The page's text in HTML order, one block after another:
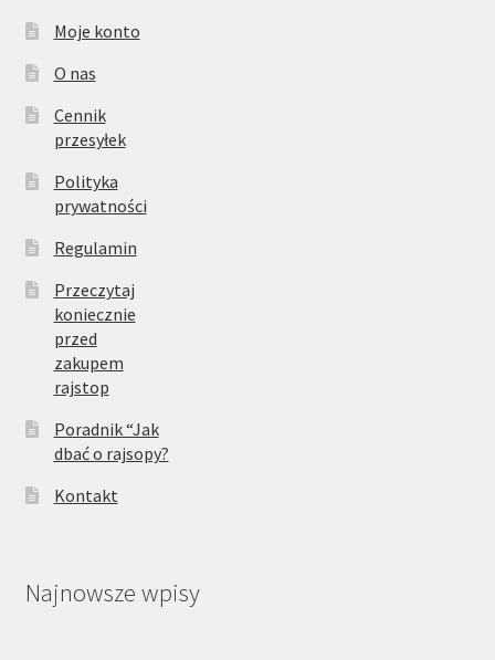
Moje konto
O nas
Cennik
przesyłek
Polityka
prywatności
Regulamin
Przeczytaj
koniecznie
przed
zakupem
rajstop
Poradnik “Jak
dbać o rajsopy?
Kontakt
Najnowsze wpisy